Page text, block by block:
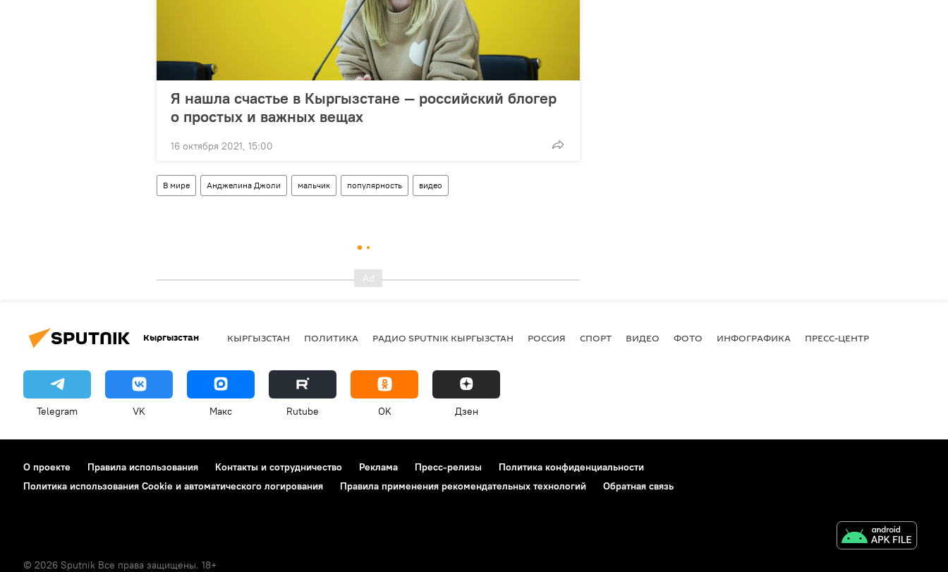
Я нашла счастье в Кыргызстане — российский блогер
о простых и важных вещах
16 октября 2021, 15:00
В мире Анджелина Джоли мальчик популярность видео
Кыргызстан КЫРГЫЗСТАН ПОЛИТИКА РАДИО SPUTNIK КЫРГЫЗСТАН РОССИЯ СПОРТ ВИДЕО ФОТО ИНФОГРАФИКА ПРЕСС-ЦЕНТР
Telegram VK Макс Rutube OK Дзен
О проекте Правила использования Контакты и сотрудничество Реклама Пресс-релизы
Политика конфиденциальности
Политика использования Cookie и автоматического логирования
Правила применения рекомендательных технологий Обратная связь
© 2026 Sputnik Все права защищены. 18+